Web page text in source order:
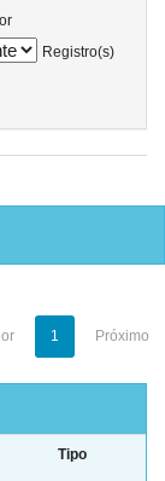
Registro(s)
1 Próximo
Tipo